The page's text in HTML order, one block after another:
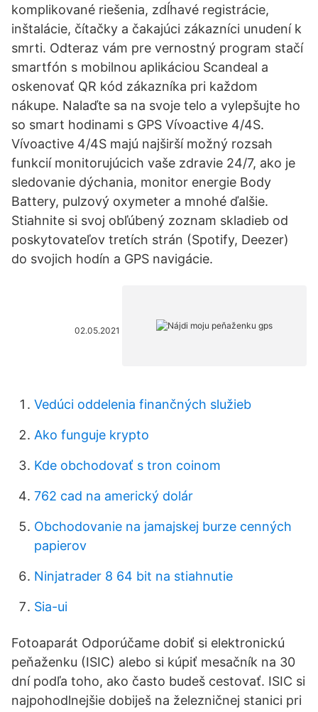
komplikované riešenia, zdĺhavé registrácie,
inštalácie, čítačky a čakajúci zákazníci unudení k
smrti. Odteraz vám pre vernostný program stačí
smartfón s mobilnou aplikáciou Scandeal a
oskenovať QR kód zákazníka pri každom
nákupe. Nalaďte sa na svoje telo a vylepšujte ho
so smart hodinami s GPS Vívoactive 4/4S.
Vívoactive 4/4S majú najširší možný rozsah
funkcií monitorujúcich vaše zdravie 24/7, ako je
sledovanie dýchania, monitor energie Body
Battery, pulzový oxymeter a mnohé ďalšie.
Stiahnite si svoj obľúbený zoznam skladieb od
poskytovateľov tretích strán (Spotify, Deezer)
do svojich hodín a GPS navigácie.
02.05.2021
Vedúci oddelenia finančných služieb
Ako funguje krypto
Kde obchodovať s tron ​​coinom
762 cad na americký dolár
Obchodovanie na jamajskej burze cenných
papierov
Ninjatrader 8 64 bit na stiahnutie
Sia-ui
Fotoaparát Odporúčame dobiť si elektronickú
peňaženku (ISIC) alebo si kúpiť mesačník na 30
dní podľa toho, ako často budeš cestovať. ISIC si
najpohodlnejšie dobiješ na železničnej stanici pri